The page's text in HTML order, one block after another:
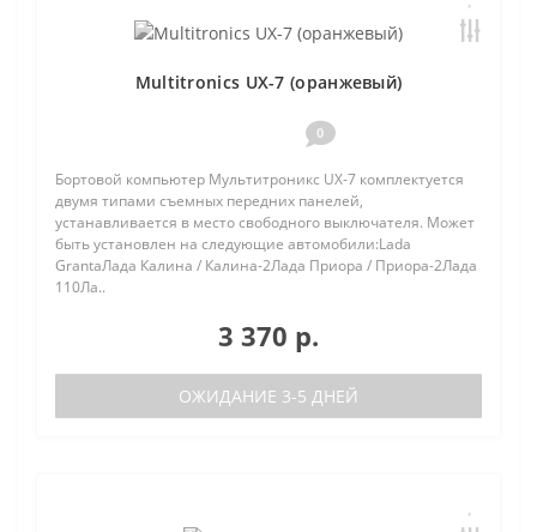
Multitronics UX-7 (оранжевый)
0
Бортовой компьютер Мультитроникс UX-7 комплектуется
двумя типами съемных передних панелей,
устанавливается в место свободного выключателя. Может
быть установлен на следующие автомобили:Lada
GrantaЛада Калина / Калина-2Лада Приора / Приора-2Лада
110Ла..
3 370 р.
ОЖИДАНИЕ 3-5 ДНЕЙ